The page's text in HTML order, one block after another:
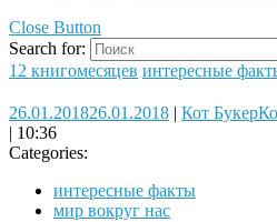
Close Button
Search for:
12 книгомесяцев интересные
26.01.201826.01.2018 | Кот Букер
| 10:36
Categories:
интересные факты
мир вокруг нас